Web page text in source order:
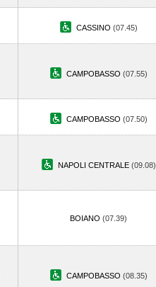
CASSINO (07.45)
CAMPOBASSO (07.55)
CAMPOBASSO (07.50)
NAPOLI CENTRALE (09.08)
BOIANO (07.39)
CAMPOBASSO (08.35)